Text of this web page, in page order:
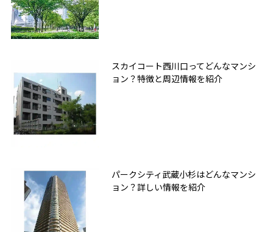
スカイコート西川口ってどんなマンシ
ョン？特徴と周辺情報を紹介
パークシティ武蔵小杉はどんなマンシ
ョン？詳しい情報を紹介